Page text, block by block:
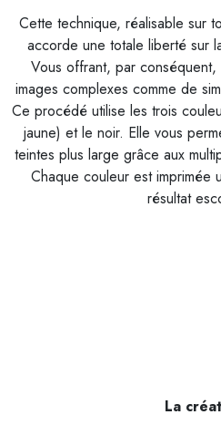
Cette technique, réalisable sur
accorde une totale liberté sur
Vous offrant, par conséquent,
images complexes comme de
Ce procédé utilise les trois
jaune) et le noir. Elle vous
teintes plus large grâce aux
Chaque couleur est imprimée
résultat
La